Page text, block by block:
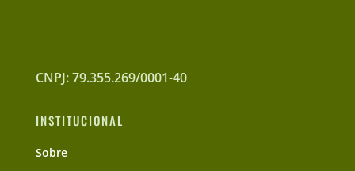
CNPJ: 79.355.269/0001-40
INSTITUCIONAL
Sobre